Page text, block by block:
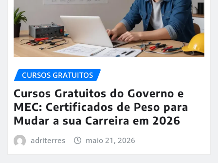
CURSOS GRATUITOS
Cursos Gratuitos do Governo e
MEC: Certificados de Peso para
Mudar a sua Carreira em 2026
adriterres maio 21, 2026